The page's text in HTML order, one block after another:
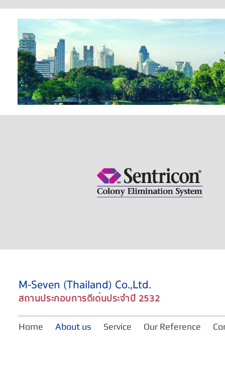
M-Seven (Thailand) Co.,Ltd.
สถานประกอบการดีเด่นประจำปี 2532
Home About us Service Our Reference